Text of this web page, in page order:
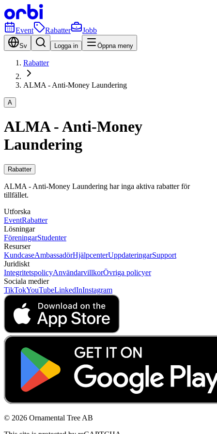
Event Rabatter Jobb
Sv Logga in Öppna meny
Rabatter
ALMA - Anti-Money Laundering
A
ALMA - Anti-Money
Laundering
Rabatter
ALMA - Anti-Money Laundering har inga aktiva rabatter för
tillfället.
Utforska
EventRabatter
Lösningar
FöreningarStudenter
Resurser
KundcaseAmbassadörHjälpcenterUppdateringarSupport
Juridiskt
IntegritetspolicyAnvändarvillkorÖvriga policyer
Sociala medier
TikTokYouTubeLinkedInInstagram
© 2026 Ornamental Tree AB